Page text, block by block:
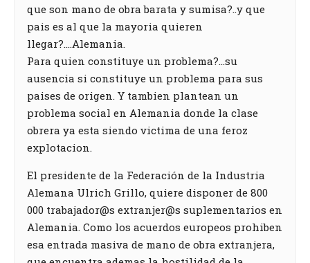
que son mano de obra barata y sumisa?..y que
pais es al que la mayoria quieren
llegar?….Alemania.
Para quien constituye un problema?…su
ausencia si constituye un problema para sus
paises de origen. Y tambien plantean un
problema social en Alemania donde la clase
obrera ya esta siendo victima de una feroz
explotacion.
El presidente de la Federación de la Industria
Alemana Ulrich Grillo, quiere disponer de 800
000 trabajador@s extranjer@s suplementarios en
Alemania. Como los acuerdos europeos prohiben
esa entrada masiva de mano de obra extranjera,